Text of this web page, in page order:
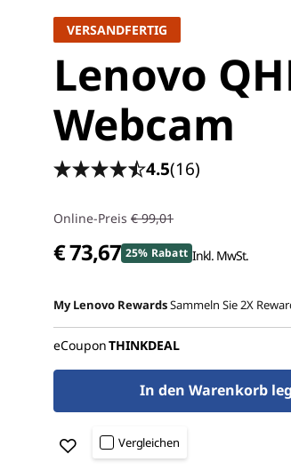
VERSANDFERTIG
Lenovo
Webcam
4.5(16)
Online-Preis € 99,01
€ 73,67 25% Rabatt Inkl. MwSt.
My Lenovo RewardsSammeln Sie 2X
eCouponTHINKDEAL
In den Warenkorb
Vergleichen